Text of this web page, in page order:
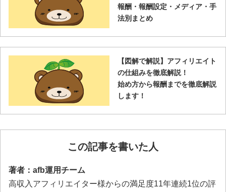
報酬・報酬設定・メディア・手
法別まとめ
【図解で解説】アフィリエイト
の仕組みを徹底解説！
始め方から報酬までを徹底解説
します！
この記事を書いた人
著者：afb運用チーム
高収入アフィリエイター様からの満足度11年連続1位の評